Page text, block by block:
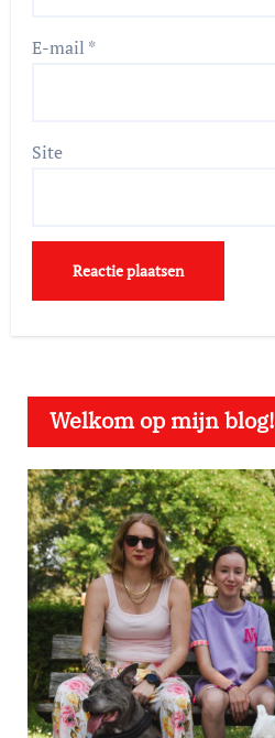
E-mail *
Site
Welkom op mijn blog!